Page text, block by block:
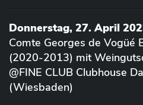
Donnerstag, 27. April
Comte Georges de Vogüé
(2020-2013) mit
@FINE CLUB Clubhouse
(Wiesbaden)